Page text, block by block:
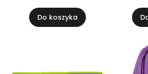
Do koszyka